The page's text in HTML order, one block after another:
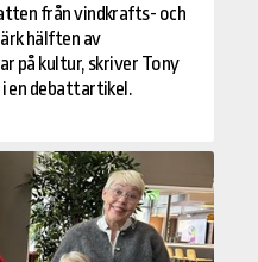
från vindkrafts- och
hälften av
på kultur, skriver Tony
en debattartikel.